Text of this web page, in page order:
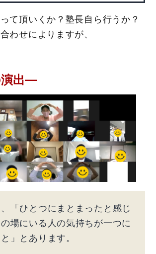
て頂いくか？塾長自ら行うか？
わせによりますが、
出―
「ひとつにまとまったと感じ
場にいる人の気持ちが一つに
」とあります。